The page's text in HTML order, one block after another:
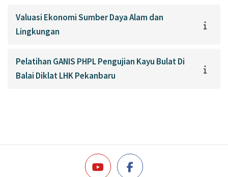
Valuasi Ekonomi Sumber Daya Alam dan
Lingkungan
Pelatihan GANIS PHPL Pengujian Kayu Bulat Di
Balai Diklat LHK Pekanbaru